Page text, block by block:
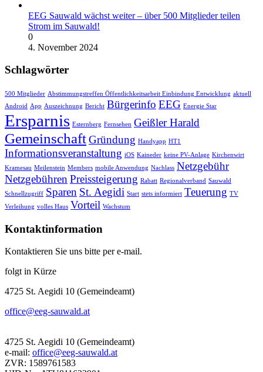
EEG Sauwald wächst weiter – über 500 Mitglieder teilen
Strom im Sauwald!
0
4. November 2024
Schlagwörter
500 Mitglieder Abstimmungstreffen Öffentlichkeitsarbeit Einbindung Entwicklung aktuell
Android
App Auszeichnung Bericht Bürgerinfo EEG Energie Star
Ersparnis Esternberg Fernsehen Geißler Harald
GemeinschaftGründung Handyapp HT1
Informationsveranstaltung iOS Kaineder keine PV-Anlage Kirchenwirt
Kramesau Meilenstein Members mobile Anwendung Nachlass Netzgebühr
Netzgebühren Preissteigerung Rabatt Regionalverband Sauwald
Schnellzugriff Sparen St. Aegidi Start stets informiert Teuerung TV
Verleihung volles Haus Vorteil Wachstum
Kontaktinformation
Kontaktieren Sie uns bitte per e-mail.
folgt in Kürze
4725 St. Aegidi 10 (Gemeindeamt)
office@eeg-sauwald.at
4725 St. Aegidi 10 (Gemeindeamt)
e-mail: office@eeg-sauwald.at
ZVR: 1589761583